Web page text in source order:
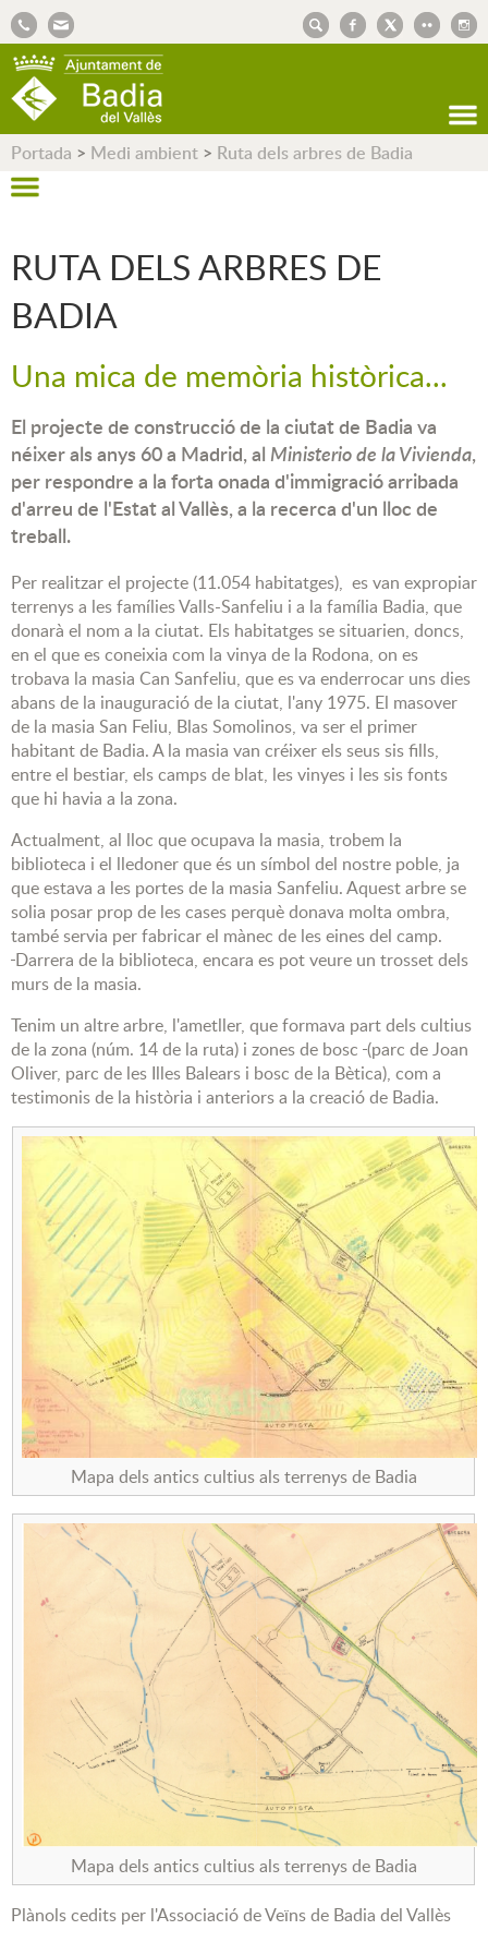
Portada > Medi ambient > Ruta dels arbres de Badia
RUTA DELS ARBRES DE
BADIA
Una mica de memòria històrica...
El projecte de construcció de la ciutat de Badia va
néixer als anys 60 a Madrid, al Ministerio de la Vivienda,
per respondre a la forta onada d'immigració arribada
d'arreu de l'Estat al Vallès, a la recerca d'un lloc de
treball.
Per realitzar el projecte (11.054 habitatges), es van expropiar
terrenys a les famílies Valls-Sanfeliu i a la família Badia, que
donarà el nom a la ciutat. Els habitatges sesituarien, doncs,
en el que es coneixia com la vinya de la Rodona, on es
trobava la masia Can Sanfeliu, que es va enderrocar uns dies
abans de la inauguració de la ciutat, l'any 1975. El masover
de la masia San Feliu, Blas Somolinos, va ser el primer
habitant de Badia. A la masia van créixer els seus sis fills,
entre el bestiar, els camps de blat, les vinyes i les sis fonts
que hi havia a la zona.
Actualment, al lloc que ocupava la masia, trobem la
biblioteca i el lledoner que és un símbol del nostre poble, ja
que estava a les portes de la masia Sanfeliu. Aquest arbre se
solia posar prop de les cases perquè donava molta ombra,
també servia per fabricar el mànec de les eines del camp.
Darrera de la biblioteca, encara es pot veure un trosset dels
murs de la masia.
Tenim un altre arbre, l'ametller, que formava part dels cultius
de la zona (núm. 14 de la ruta) i zones de bosc (parc de Joan
Oliver, parc de les Illes Balears i bosc de la Bètica), com a
testimonis de la història i anteriors a la creació de Badia.
Mapa dels antics cultius als terrenys de Badia
Mapa dels antics cultius als terrenys de Badia
Plànols cedits per l'Associació de Veïns de Badia del Vallès